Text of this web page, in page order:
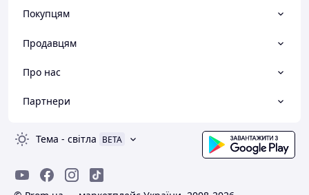
Покупцям
Продавцям
Про нас
Партнери
Тема - світла BETA